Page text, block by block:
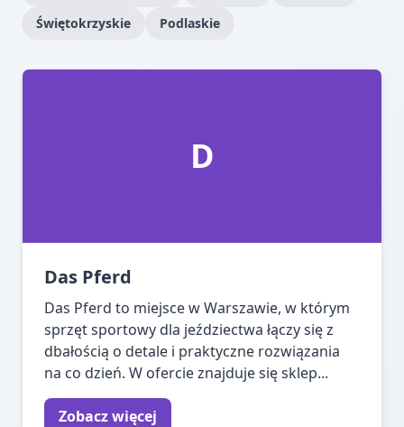
Świętokrzyskie
Podlaskie
D
Das Pferd
Das Pferd to miejsce w Warszawie, w którym
sprzęt sportowy dla jeździectwa łączy się z
dbałością o detale i praktyczne rozwiązania
na co dzień. W ofercie znajduje się sklep...
Zobacz więcej